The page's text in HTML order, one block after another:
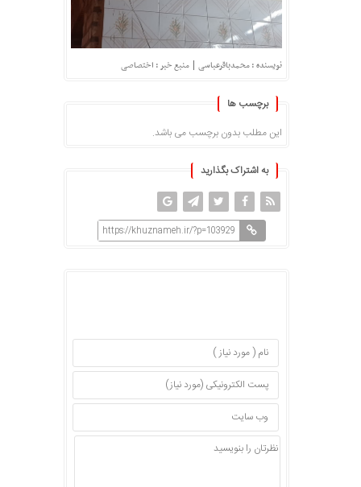
نویسنده : محمدباقرعباسی | منبع خبر : اختصاصی
برچسب ها
این مطلب بدون برچسب می باشد.
به اشتراک بگذارید
https://khuznameh.ir/?p=103929